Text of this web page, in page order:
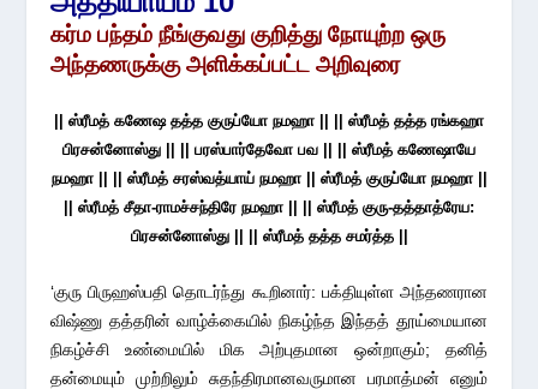
கர்ம பந்தம் நீங்குவது குறித்துநோயுற்ற ஒரு
அந்தணருக்குஅளிக்கப்பட்ட அறிவுரை
|| ஸ்ரீமத் கணேஷ தத்த குருப்யோ நமஹா || || ஸ்ரீமத் தத்த ரங்கஹா
பிரசன்னோஸ்து || || பரஸ்பார்தேவோ பவ || || ஸ்ரீமத் கணேஷாயே
நமஹா || || ஸ்ரீமத் சரஸ்வத்யாய் நமஹா || ஸ்ரீமத் குருப்யோ நமஹா ||
|| ஸ்ரீமத் சீதா-ராமச்சந்திரே நமஹா || || ஸ்ரீமத் குரு-தத்தாத்ரேய:
பிரசன்னோஸ்து || || ஸ்ரீமத் தத்த சமர்த்த ||
‘குரு பிருஹஸ்பதி தொடர்ந்து கூறினார்: பக்தியுள்ள அந்தணரான
விஷ்ணு தத்தரின் வாழ்க்கையில் நிகழ்ந்த இந்தத் தூய்மையான
நிகழ்ச்சி உண்மையில் மிக அற்புதமான ஒன்றாகும்; தனித்
தன்மையும் முற்றிலும் சுதந்திரமானவருமான பரமாத்மன் எனும்